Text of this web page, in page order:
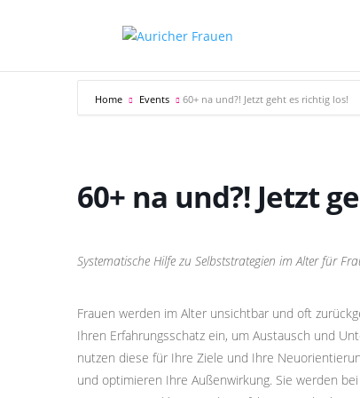
Home Events 60+ na und?! Jetzt geht es richtig los!
60+ na und?! Jetzt
Systematische Hilfe zu Selbststrategien im Alter für
Frauen werden im Alter unsichtbar und oft
Ihren Erfahrungsschatz ein, um Austausch und
nutzen diese für Ihre Ziele und Ihre
und optimieren Ihre Außenwirkung. Sie werden